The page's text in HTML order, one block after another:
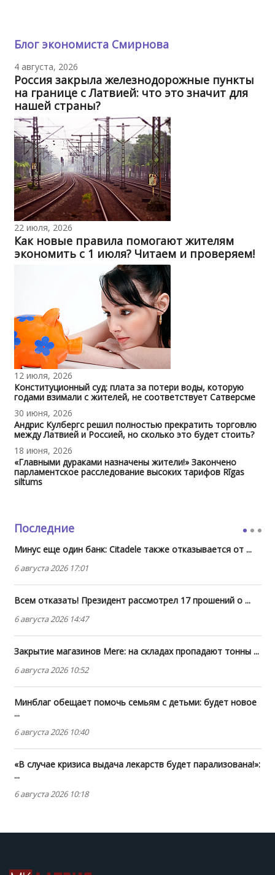
Блог экономиста Смирнова
4 августа, 2026
Россия закрыла железнодорожные пункты
на границе с Латвией: что это значит для
нашей страны?
22 июля, 2026
Как новые правила помогают жителям
экономить с 1 июля? Читаем и проверяем!
12 июля, 2026
Конституционный суд: плата за потери воды, которую
годами взимали с жителей, не соответствует Сатверсме
30 июня, 2026
Андрис Кулбергс решил полностью прекратить торговлю
между Латвией и Россией, но сколько это будет стоить?
18 июня, 2026
«Главными дураками назначены жители!» Закончено
парламентское расследование высоких тарифов Rīgas
siltums
Последние
Минус еще один банк: Citadele также отказывается от ...
6 августа 2026 17:01
Всем отказать! Президент рассмотрел 17 прошений о ...
6 августа 2026 14:47
Закрытие магазинов Mere: на складах пропадают тонны ...
6 августа 2026 10:52
Минблаг обещает помочь семьям с детьми: будет новое
...
6 августа 2026 10:40
«В случае кризиса выдача лекарств будет парализована!»:
...
6 августа 2026 10:18